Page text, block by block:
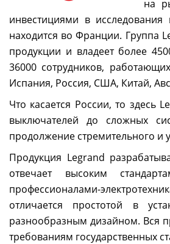
на
инвестициями в
находится во Франции. Группа
продукции и владеет более
36000 сотрудников,
Испания, Россия, США, Китай,
Что касается России, то здесь
выключателей до сложных
продолжение стремительного и
Продукция Legrand
отвечает высоким
профессионалами-
отличается простотой в
разнообразным дизайном. Вся
требованиям государственных